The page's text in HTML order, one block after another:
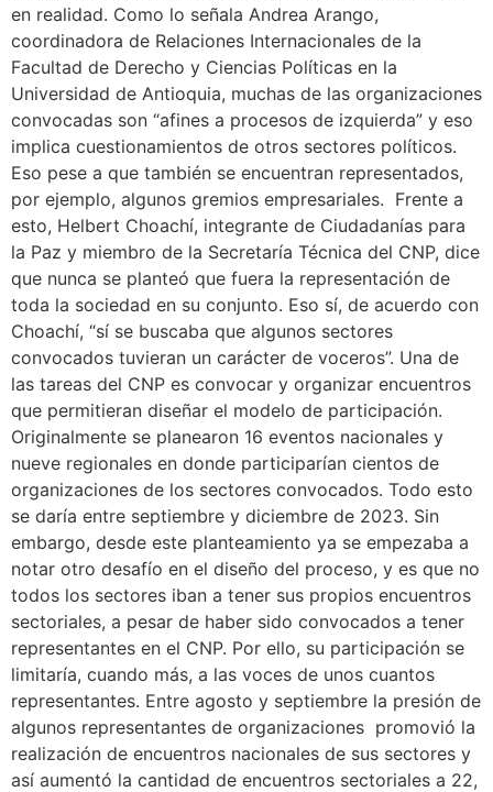
en realidad. Como lo señala Andrea Arango,
coordinadora de Relaciones Internacionales de la
Facultad de Derecho y Ciencias Políticas en la
Universidad de Antioquia, muchas de las organizaciones
convocadas son “afines a procesos de izquierda” y eso
implica cuestionamientos de otros sectores políticos.
Eso pese a que también se encuentran representados,
por ejemplo, algunos gremios empresariales. Frente a
esto, Helbert Choachí, integrante de Ciudadanías para
la Paz y miembro de la Secretaría Técnica del CNP, dice
que nunca se planteó que fuera la representación de
toda la sociedad en su conjunto. Eso sí, de acuerdo con
Choachí, “sí se buscaba que algunos sectores
convocados tuvieran un carácter de voceros”. Una de
las tareas del CNP es convocar y organizar encuentros
que permitieran diseñar el modelo de participación.
Originalmente se planearon 16 eventos nacionales y
nueve regionales en donde participarían cientos de
organizaciones de los sectores convocados. Todo esto
se daría entre septiembre y diciembre de 2023. Sin
embargo, desde este planteamiento ya se empezaba a
notar otro desafío en el diseño del proceso, y es que no
todos los sectores iban a tener sus propios encuentros
sectoriales, a pesar de haber sido convocados a tener
representantes en el CNP. Por ello, su participación se
limitaría, cuando más, a las voces de unos cuantos
representantes. Entre agosto y septiembre la presión de
algunos representantes de organizaciones promovió la
realización de encuentros nacionales de sus sectores y
así aumentó la cantidad de encuentros sectoriales a 22,